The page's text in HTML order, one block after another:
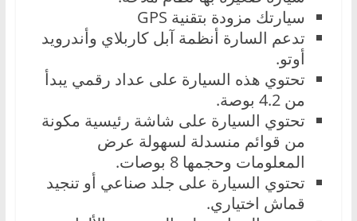
سيارتك مزودة بتقنية GPS
تدعم السارة أنظمة آبل كاربلاي وأندرويد
أوتو.
تحتوي هذه السيارة على عداد رقمي يبدأ
من 4.2 بوصة.
تحتوي السيارة على شاشة رئيسية مكونة
من قوائم منسدلة لسهولة عرض
المعلومات وحجمها 8 بوصات.
تحتوي السيارة على جلد صناعي أو تنجيد
قماش اختياري.